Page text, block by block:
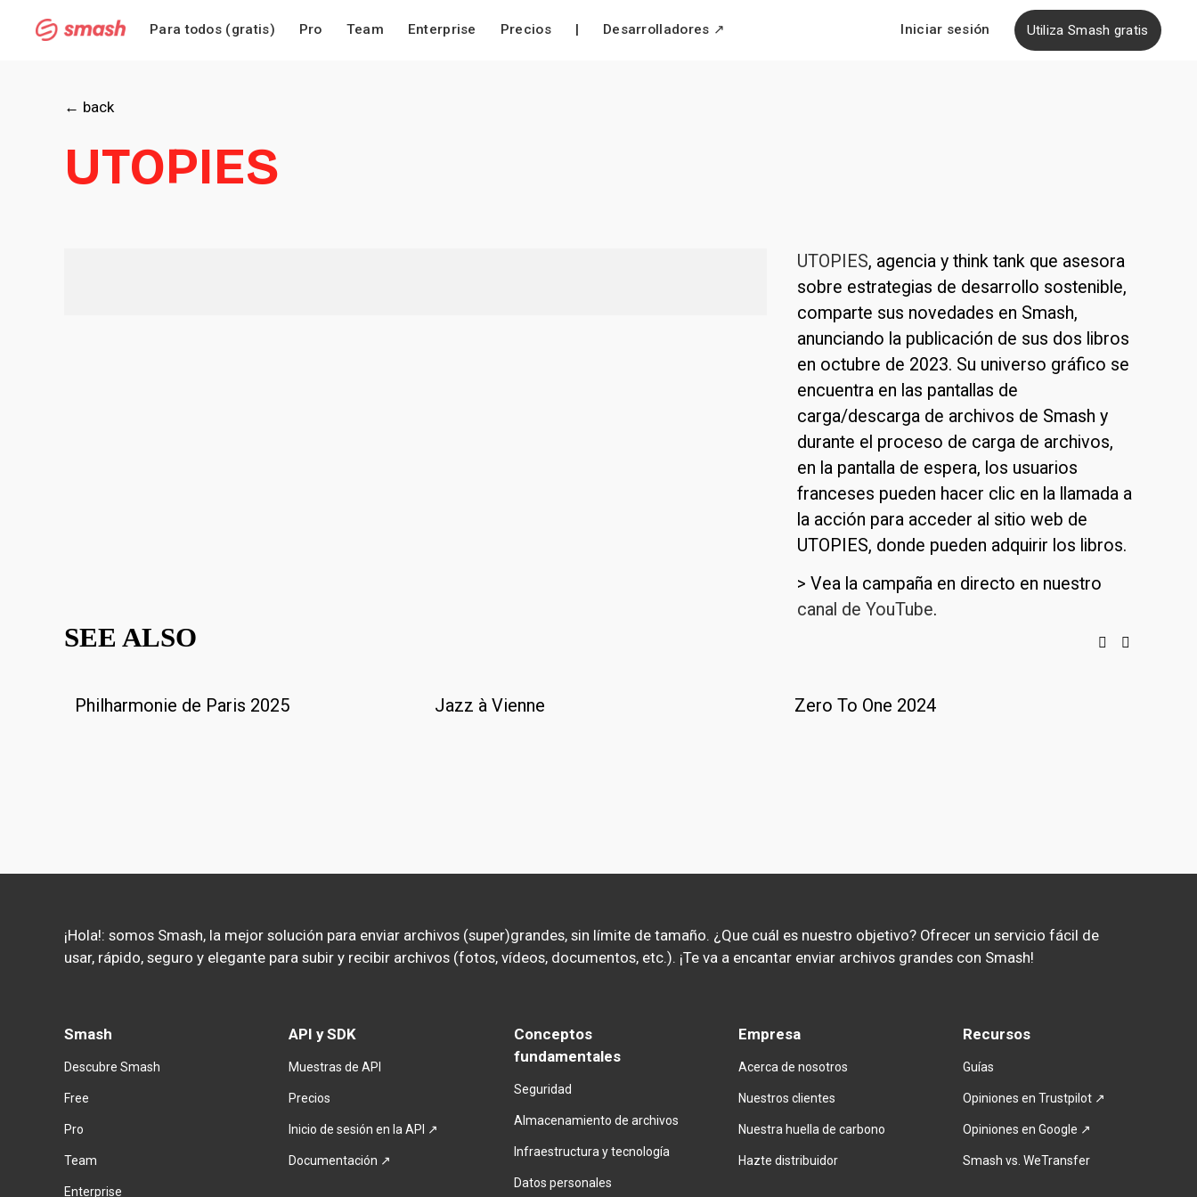
Para todos (gratis) Pro Team Enterprise Precios Desarrolladores ↗ Iniciar sesión Utiliza Smash gratis
UTOPIES
← back
UTOPIES, agencia y think tank que asesora
sobre estrategias de desarrollo sostenible,
comparte sus novedades en Smash,
anunciando la publicación de sus dos libros
en octubre de 2023. Su universo gráfico se
encuentra en las pantallas de
carga/descarga de archivos de Smash y
durante el proceso de carga de archivos,
en la pantalla de espera, los usuarios
franceses pueden hacer clic en la llamada a
la acción para acceder al sitio web de
UTOPIES, donde pueden adquirir los libros.
canal de YouTube.
SEE ALSO
Philharmonie de Paris 2025 Jazz à Vienne Zero To One 2024
¡Hola!: somos Smash, la mejor solución para enviar archivos (super)grandes, sin límite de tamaño. ¿Que cuál es nuestro objetivo? Ofrecer un servicio fácil de
usar, rápido, seguro y elegante para subir y recibir archivos (fotos, vídeos, documentos, etc.). ¡Te va a encantar enviar archivos grandes con Smash!
Smash
Descubre Smash
Free
Pro
Team
Enterprise
API y SDK
Muestras de API
Precios
Inicio de sesión en la API ↗
Documentación ↗
Conceptos
fundamentales
Seguridad
Almacenamiento de archivos
Infraestructura y tecnología
Datos personales
Empresa
Acerca de nosotros
Nuestros clientes
Nuestra huella de carbono
Hazte distribuidor
Recursos
Guías
Opiniones en Trustpilot ↗
Opiniones en Google ↗
Smash vs. WeTransfer